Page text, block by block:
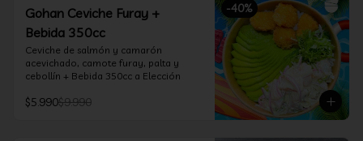
Queso Crema y Cebollín, frito en
tempura
*Incluye 2 palitos, 2 soya 30ml, 1 salsa
teriyaki 30ml
-40%
Gohan Ceviche Furay +
Bebida 350cc
Ceviche de salmón y camarón
acevichado, camote furay, palta y
cebollín + Bebida 350cc a Elección
$5.990$9.990